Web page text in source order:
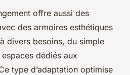
offre aussi des
des armoires esthétiques
divers besoins, du simple
dédiés aux
type d’adaptation optimise